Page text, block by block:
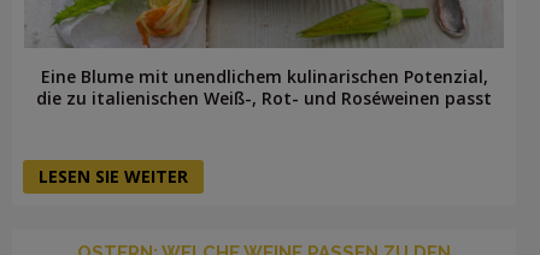
Eine Blume mit unendlichem kulinarischen Potenzial,
die zu italienischen Weiß-, Rot- und Roséweinen passt
LESEN SIE WEITER